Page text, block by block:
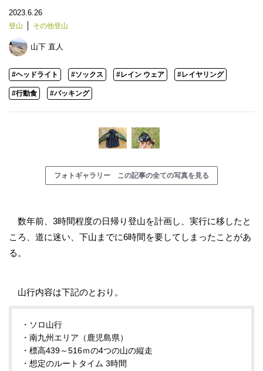
2023.6.26
登山 その他登山
山下 直人
#ヘッドライト #ソックス #レイン ウェア #レイヤリング
#行動食 #パッキング
フォトギャラリー この記事の全ての写真を見る
数年前、3時間程度の日帰り登山を計画し、実行に移したと
ころ、道に迷い、下山までに6時間を要してしまったことがあ
る。
山行内容は下記のとおり。
・ソロ山行
・南九州エリア（鹿児島県）
・標高439～516ｍの4つの山の縦走
・想定のルートタイム 3時間